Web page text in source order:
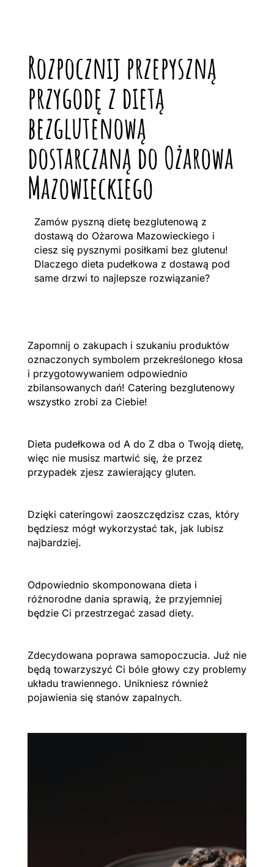
Rozpocznij przepyszną
przygodę z dietą
bezglutenową
dostarczaną do Ożarowa
Mazowieckiego
Zamów pyszną dietę bezglutenową z
dostawą do Ożarowa Mazowieckiego i
ciesz się pysznymi posiłkami bez glutenu!
Dlaczego dieta pudełkowa z dostawą pod
same drzwi to najlepsze rozwiązanie?
Zapomnij o zakupach i szukaniu produktów
oznaczonych symbolem przekreślonego kłosa
i przygotowywaniem odpowiednio
zbilansowanych dań! Catering bezglutenowy
wszystko zrobi za Ciebie!
Dieta pudełkowa od A do Z dba o Twoją dietę,
więc nie musisz martwić się, że przez
przypadek zjesz zawierający gluten.
Dzięki cateringowi zaoszczędzisz czas, który
będziesz mógł wykorzystać tak, jak lubisz
najbardziej.
Odpowiednio skomponowana dieta i
różnorodne dania sprawią, że przyjemniej
będzie Ci przestrzegać zasad diety.
Zdecydowana poprawa samopoczucia. Już nie
będą towarzyszyć Ci bóle głowy czy problemy
układu trawiennego. Unikniesz również
pojawienia się stanów zapalnych.